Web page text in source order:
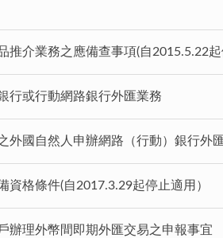
推介業務之應備查事項(自2015.5.22
行或行動網路銀行外匯業務
外國自然人申辦網路（行動）銀行外
格條件(自2017.3.29起停止適用）
辦理外幣間即期外匯交易之申報事宜